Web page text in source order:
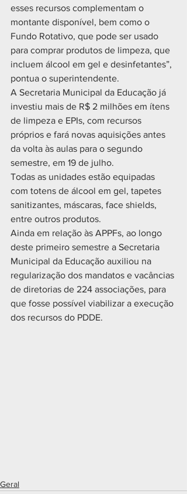
esses recursos complementam o
montante disponível, bem como o
Fundo Rotativo, que pode ser usado
para comprar produtos de limpeza, que
incluem álcool em gel e desinfetantes”,
pontua o superintendente.
A Secretaria Municipal da Educação já
investiu mais de R$ 2 milhões em ítens
de limpeza e EPIs, com recursos
próprios e fará novas aquisições antes
da volta às aulas para o segundo
semestre, em 19 de julho.
Todas as unidades estão equipadas
com totens de álcool em gel, tapetes
sanitizantes, máscaras, face shields,
entre outros produtos.
Ainda em relação às APPFs, ao longo
deste primeiro semestre a Secretaria
Municipal da Educação auxiliou na
regularização dos mandatos e vacâncias
de diretorias de 224 associações, para
que fosse possível viabilizar a execução
dos recursos do PDDE.
Geral